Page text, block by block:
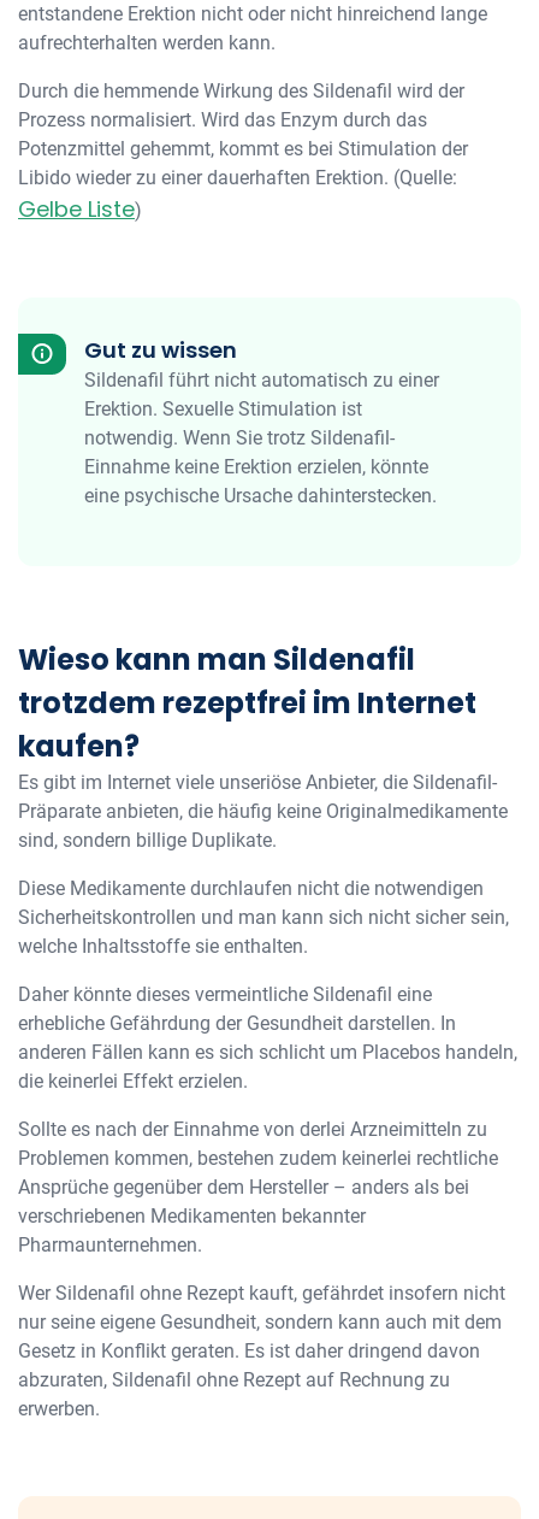
entstandene Erektion nicht oder nicht hinreichend lange
aufrechterhalten werden kann.
Durch die hemmende Wirkung des Sildenafil wird der
Prozess normalisiert. Wird das Enzym durch das
Potenzmittel gehemmt, kommt es bei Stimulation der
Libido wieder zu einer dauerhaften Erektion. (Quelle:
Gelbe Liste)
Gut zu wissen
Sildenafil führt nicht automatisch zu einer
Erektion. Sexuelle Stimulation ist
notwendig. Wenn Sie trotz Sildenafil-
Einnahme keine Erektion erzielen, könnte
eine psychische Ursache dahinterstecken.
Wieso kann man Sildenafil
trotzdem rezeptfrei im Internet
kaufen?
Es gibt im Internet viele unseriöse Anbieter, die Sildenafil-
Präparate anbieten, die häufig keine Originalmedikamente
sind, sondern billige Duplikate.
Diese Medikamente durchlaufen nicht die notwendigen
Sicherheitskontrollen und man kann sich nicht sicher sein,
welche Inhaltsstoffe sie enthalten.
Daher könnte dieses vermeintliche Sildenafil eine
erhebliche Gefährdung der Gesundheit darstellen. In
anderen Fällen kann es sich schlicht um Placebos handeln,
die keinerlei Effekt erzielen.
Sollte es nach der Einnahme von derlei Arzneimitteln zu
Problemen kommen, bestehen zudem keinerlei rechtliche
Ansprüche gegenüber dem Hersteller – anders als bei
verschriebenen Medikamenten bekannter
Pharmaunternehmen.
Wer Sildenafil ohne Rezept kauft, gefährdet insofern nicht
nur seine eigene Gesundheit, sondern kann auch mit dem
Gesetz in Konflikt geraten. Es ist daher dringend davon
abzuraten, Sildenafil ohne Rezept auf Rechnung zu
erwerben.